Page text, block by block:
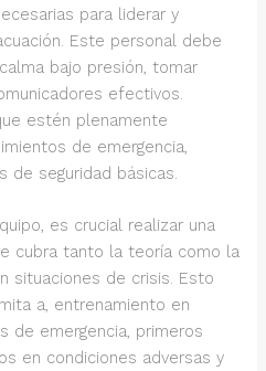
para liderar y
Este personal debe
bajo presión, tomar
efectivos.
estén plenamente
de emergencia,
de seguridad básicas.
es crucial realizar una
cubra tanto la teoría como la
situaciones de crisis. Esto
a, entrenamiento en
de emergencia, primeros
en condiciones adversas y